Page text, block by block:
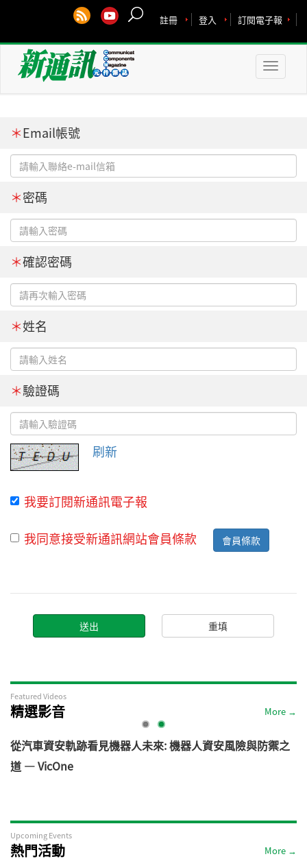
訂閱電子報
登入
註冊
Toggle
＊Email帳號
＊密碼
＊確認密碼
＊姓名
＊驗證碼
刷新
我要訂閱新通訊電子報
我同意接受新通訊網站會員條款
會員條款
Featured Videos
精選影音 More →
從汽車資安軌跡看見機器人未來: 機器人資安風險與防禦之
道 — VicOne
Upcoming Events
熱門活動 More →